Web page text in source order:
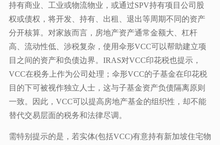
持有商业、工业或物流物业，或通过SPV持有项目公司股
权或债权，将开发、持有、出租、退出等周期不同的资产
分开核算。对家族而言，房地产资产通常金额大、杠杆
高、流动性低、涉税复杂，使用伞形VCC可以帮助建立项
目之间的资产和负债边界。IRAS对VCC印花税也提示，
VCC在税务上作为公司处理；伞形VCC的子基金在印花税
目的下可被视作独立人士，这与子基金资产负债隔离原则
一致。因此，VCC可以提高房地产基金的组织性，却不能
替代交易层面的税务和法律尽调。
需特别提示的是，若实体(包括VCC)有意持有新加坡住宅物